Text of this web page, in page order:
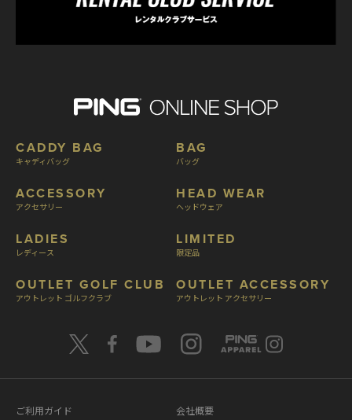
CADDY BAG
キャディバッグ
ACCESSORY
アクセサリー
LADIES
レディース
OUTLET GOLF CLUB
アウトレット ゴルフクラブ
BAG
バッグ
HEAD WEAR
ヘッドウェア
LIMITED
限定品
OUTLET ACCESSORY
アウトレット アクセサリー
ご利用ガイド 会社概要